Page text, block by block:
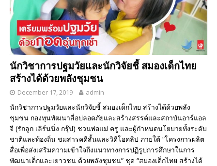
นักวิชาการปฐมวัยและนักวิจัยชี้ สมองเด็กไทย
สร้างได้ด้วยพลังชุมชน
December 17, 2019 admin
นักวิชาการปฐมวัยและนักวิจัยชี้ สมองเด็กไทย สร้างได้ด้วยพลัง
ชุมชน กองทุนพัฒนาสื่อปลอดภัยและสร้างสรรค์และสถาบันอาร์แอล
จี (รักลูก เลิร์นนิ่ง กรุ๊ป) ชวนพ่อแม่ ครู และผู้กำหนดนโยบายทั้งระดับ
ชาติและท้องถิ่น ชมสารคดีสั้นและวิดีโอคลิป ภายใต้ “โครงการผลิต
สื่อเพื่อส่งเสริมความเข้าใจถึงแนวทางการปฏิรูปการศึกษาในการ
พัฒนาเด็กและเยาวชน ด้วยพลังชุมชน” ชุด “สมองเด็กไทย สร้างได้